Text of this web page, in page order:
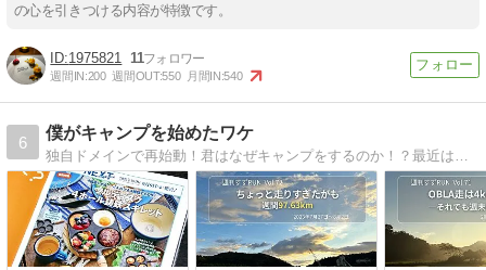
の心を引きつける内容が特徴です。
1975821 11
週間IN:200 週間OUT:550 月間IN:540
6
僕がキャンプを始めたワケ